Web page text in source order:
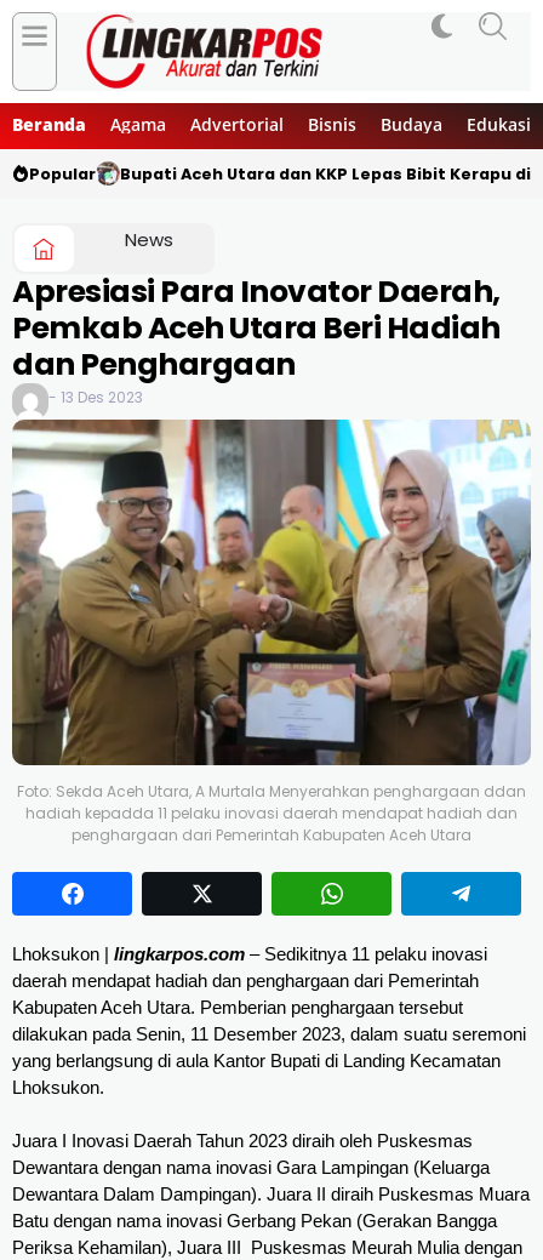
Beranda Agama Advertorial Bisnis Budaya Edukasi
Popular Bupati Aceh Utara dan KKP Lepas Bibit Kerapu di
News
Apresiasi Para Inovator Daerah,
Pemkab Aceh Utara Beri Hadiah
dan Penghargaan
- 13 Des 2023
Foto: Sekda Aceh Utara, A Murtala Menyerahkan penghargaan ddan
hadiah kepadda 11 pelaku inovasi daerah mendapat hadiah dan
penghargaan dari Pemerintah Kabupaten Aceh Utara
Lhoksukon | lingkarpos.com – Sedikitnya 11 pelaku inovasi
daerah mendapat hadiah dan penghargaan dari Pemerintah
Kabupaten Aceh Utara. Pemberian penghargaan tersebut
dilakukan pada Senin, 11 Desember 2023, dalam suatu seremoni
yang berlangsung di aula Kantor Bupati di Landing Kecamatan
Lhoksukon.
Juara I Inovasi Daerah Tahun 2023 diraih oleh Puskesmas
Dewantara dengan nama inovasi Gara Lampingan (Keluarga
Dewantara Dalam Dampingan). Juara II diraih Puskesmas Muara
Batu dengan nama inovasi Gerbang Pekan (Gerakan Bangga
Periksa Kehamilan), Juara III  Puskesmas Meurah Mulia dengan